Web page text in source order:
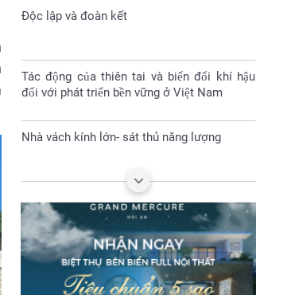
Tác động của thiên tai và biến đổi khí hậu
Nhà vách kính lớn- sát thủ năng lượng
Đại hội Hội nông dân huyện Sóc Sơn nhiệm
Làm gì để bảo vệ tài nguyên thiên nhiên và
môi trường sống
Fiesta – đa tầng kinh doanh – đa tầng
doanh thu